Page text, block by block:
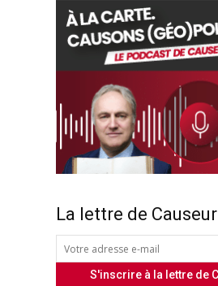
La lettre de Causeur